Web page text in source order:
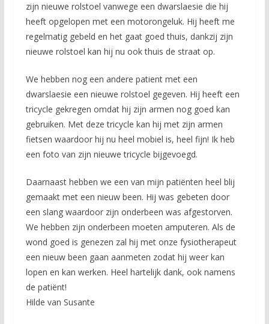
zijn nieuwe rolstoel vanwege een dwarslaesie die hij
heeft opgelopen met een motorongeluk. Hij heeft me
regelmatig gebeld en het gaat goed thuis, dankzij zijn
nieuwe rolstoel kan hij nu ook thuis de straat op.
We hebben nog een andere patient met een
dwarslaesie een nieuwe rolstoel gegeven. Hij heeft een
tricycle gekregen omdat hij zijn armen nog goed kan
gebruiken. Met deze tricycle kan hij met zijn armen
fietsen waardoor hij nu heel mobiel is, heel fijn! Ik heb
een foto van zijn nieuwe tricycle bijgevoegd.
Daarnaast hebben we een van mijn patiënten heel blij
gemaakt met een nieuw been. Hij was gebeten door
een slang waardoor zijn onderbeen was afgestorven.
We hebben zijn onderbeen moeten amputeren. Als de
wond goed is genezen zal hij met onze fysiotherapeut
een nieuw been gaan aanmeten zodat hij weer kan
lopen en kan werken. Heel hartelijk dank, ook namens
de patiënt!
Hilde van Susante